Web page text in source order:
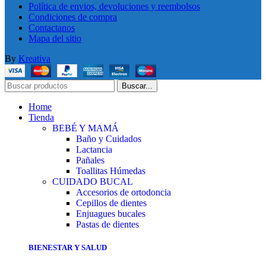
Política de envios, devoluciones y reembolsos
Condiciones de compra
Contactanos
Mapa del sitio
By Kreativa
Buscar...
Home
Tienda
BEBÉ Y MAMÁ
Baño y Cuidados
Lactancia
Pañales
Toallitas Húmedas
CUIDADO BUCAL
Accesorios de ortodoncia
Cepillos de dientes
Enjuagues bucales
Pastas de dientes
BIENESTAR Y SALUD